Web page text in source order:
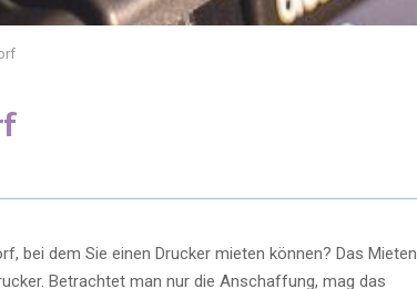
bei dem Sie einen Drucker mieten können? Das Mieten
Betrachtet man nur die Anschaffung, mag das